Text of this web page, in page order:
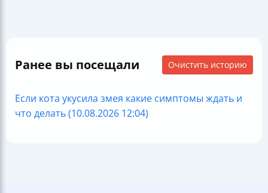
Ранее вы посещали Очистить историю
Если кота укусила змея какие симптомы ждать и
что делать (10.08.2026 12:04)